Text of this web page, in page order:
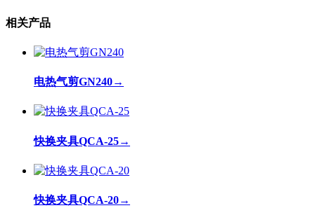
相关产品
电热气剪GN240→
快换夹具QCA-25→
快换夹具QCA-20→